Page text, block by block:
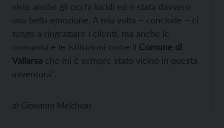
visto anche gli occhi lucidi ed è stata davvero
una bella emozione. A mia volta – conclude – ci
tengo a ringraziare i clienti, ma anche le
comunità e le istituzioni come il Comune di
Vallarsa che mi è sempre stato vicino in questa
avventura”.
di Giovanni Melchiori